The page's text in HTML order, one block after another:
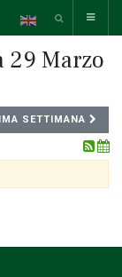
29 Marzo
SETTIMANA